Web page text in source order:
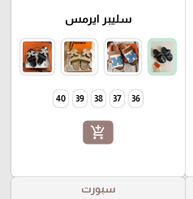
سليبر ايرمس
36
37
38
39
40
add_shopping_cart
سبورت